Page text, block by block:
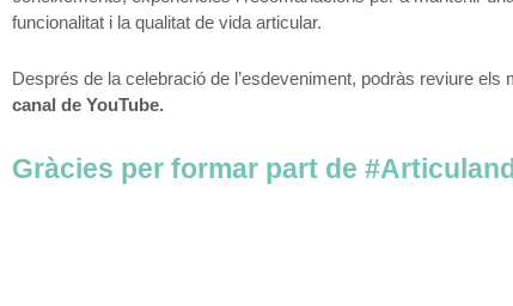
funcionalitat i la qualitat de vida articular.
Després de la celebració de l’esdeveniment, podràs reviure
canal de YouTube.
Gràcies per formar part de